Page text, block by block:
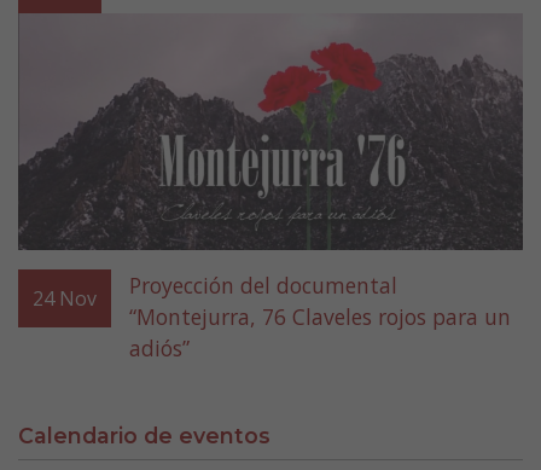
24 Nov
Proyección del documental
“Montejurra, 76 Claveles rojos para un
adiós”
Calendario de eventos